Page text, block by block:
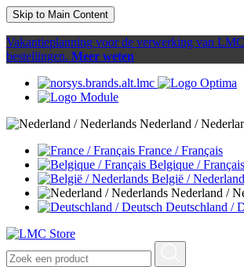
Skip to Main Content
Vakantieplanning voor de verwerking van
bestellingen. Meer weten
Nederland /
France / Français
Belgique / Français
België /
Nederland /
Deutschland /